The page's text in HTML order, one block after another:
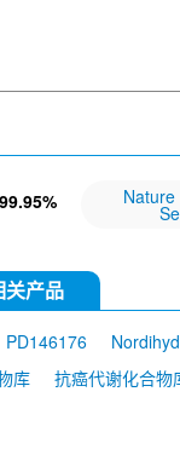
99.95%
产品
PD146176
库 抗癌代谢化合物